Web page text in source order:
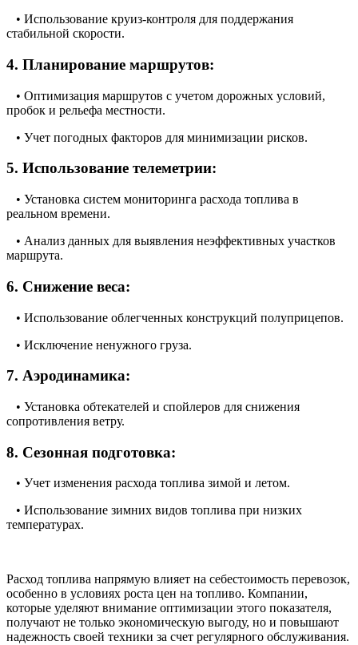
• Использование круиз-контроля для поддержания
стабильной скорости.
4. Планирование маршрутов:
• Оптимизация маршрутов с учетом дорожных условий,
пробок и рельефа местности.
• Учет погодных факторов для минимизации рисков.
5. Использование телеметрии:
• Установка систем мониторинга расхода топлива в
реальном времени.
• Анализ данных для выявления неэффективных участков
маршрута.
6. Снижение веса:
• Использование облегченных конструкций полуприцепов.
• Исключение ненужного груза.
7. Аэродинамика:
• Установка обтекателей и спойлеров для снижения
сопротивления ветру.
8. Сезонная подготовка:
• Учет изменения расхода топлива зимой и летом.
• Использование зимних видов топлива при низких
температурах.
Расход топлива напрямую влияет на себестоимость перевозок,
особенно в условиях роста цен на топливо. Компании,
которые уделяют внимание оптимизации этого показателя,
получают не только экономическую выгоду, но и повышают
надежность своей техники за счет регулярного обслуживания.